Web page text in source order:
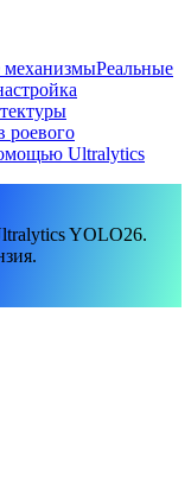
механизмыРеальные
роевого
Ultralytics
YOLO26.